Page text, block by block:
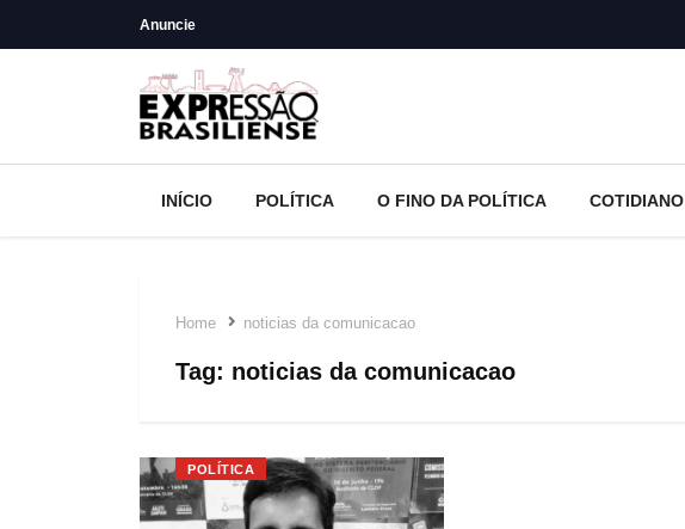
Anuncie
INÍCIO POLÍTICA O FINO DA POLÍTICA COTIDIANO
Home noticias da comunicacao
Tag: noticias da comunicacao
POLÍTICA